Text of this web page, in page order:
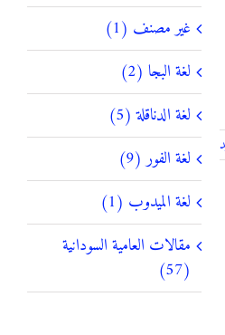
غير مصنف (1)
لغة البجا (2)
لغة الدناقلة (5)
لغة الفور (9)
لغة الميدوب (1)
مقالات العامية السودانية
(57)